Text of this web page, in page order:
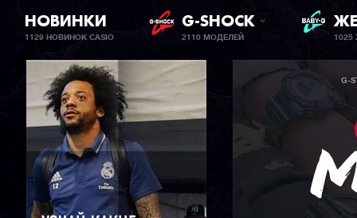
НОВИНКИ
1129 НОВИНОК CASIO
G-SHOCK
2110 МОДЕЛЕЙ
G-